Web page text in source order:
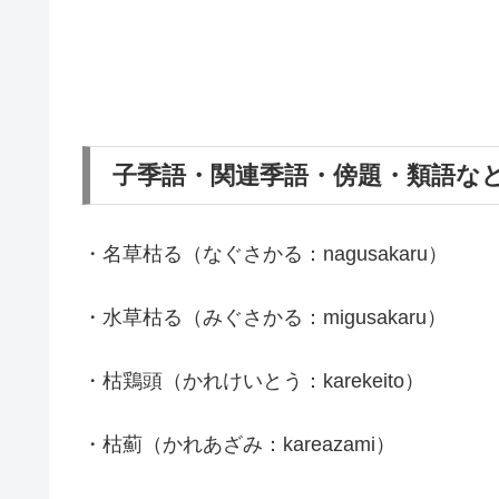
子季語・関連季語・傍題・類語な
・名草枯る（なぐさかる：nagusakaru）
・水草枯る（みぐさかる：migusakaru）
・枯鶏頭（かれけいとう：karekeito）
・枯薊（かれあざみ：kareazami）